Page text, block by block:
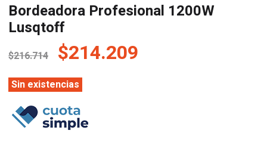
Bordeadora Profesional 1200W
Lusqtoff
$216.714 El
precio
original
era:
$216.714.
$214.209
Sin existencias